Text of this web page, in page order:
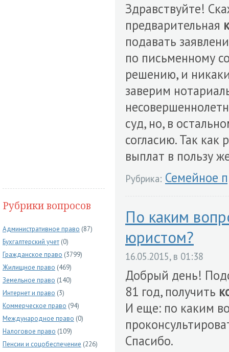
Рубрики вопросов
Административное право (87)
Бухгалтерский учет (0)
Гражданское право (3799)
Жилищное право (469)
Земельное право (140)
Интернет и право (3)
Коммерческое право (94)
Международное право (0)
Налоговое право (109)
Пенсии и соцобеспечение (226)
Здравствуйте!
предварительная
подавать
по письменному
решению, и
заверим
суд, но, в
согласию. Так
выплат в пользу
Рубрика: Семейное
По каким
юристом?
16.05.2015, в 01:38
Добрый день!
81 год, получить
И еще: по каким
Спасибо.